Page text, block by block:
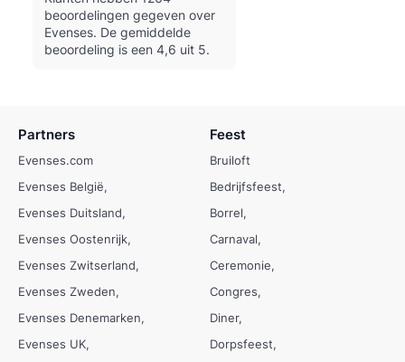
beoordelingen gegeven over
Evenses. De gemiddelde
beoordeling is een 4,6 uit 5.
Partners
Evenses.com
Evenses België
Evenses Duitsland
Evenses Oostenrijk
Evenses Zwitserland
Evenses Zweden
Evenses Denemarken
Evenses UK
Feest
Bruiloft
Bedrijfsfeest
Borrel
Carnaval
Ceremonie
Congres
Diner
Dorpsfeest